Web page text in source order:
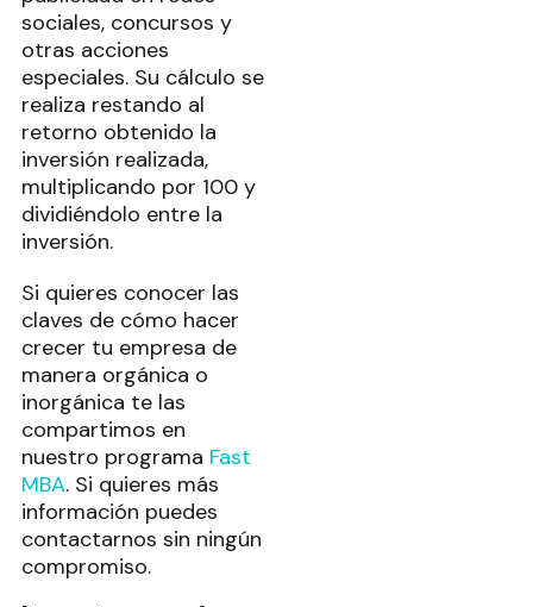
sociales, concursos y
otras acciones
especiales. Su cálculo se
realiza restando al
retorno obtenido la
inversión realizada,
multiplicando por 100 y
dividiéndolo entre la
inversión.
Si quieres conocer las
claves de cómo hacer
crecer tu empresa de
manera orgánica o
inorgánica te las
compartimos en
nuestro programa Fast
MBA. Si quieres más
información puedes
contactarnos sin ningún
compromiso.